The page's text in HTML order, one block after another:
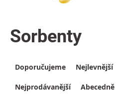
Sorbenty
Výpis produktů
Řazení produktů
Doporučujeme Nejlevnější
Nejprodávanější Abecedně